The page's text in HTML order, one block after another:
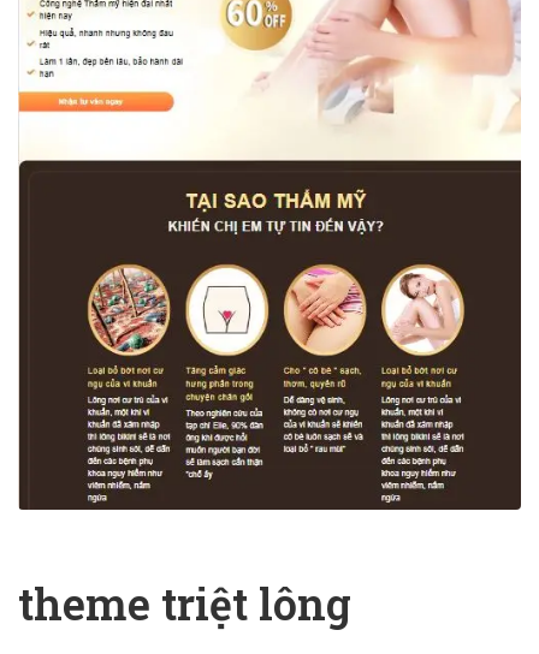
theme triệt lông